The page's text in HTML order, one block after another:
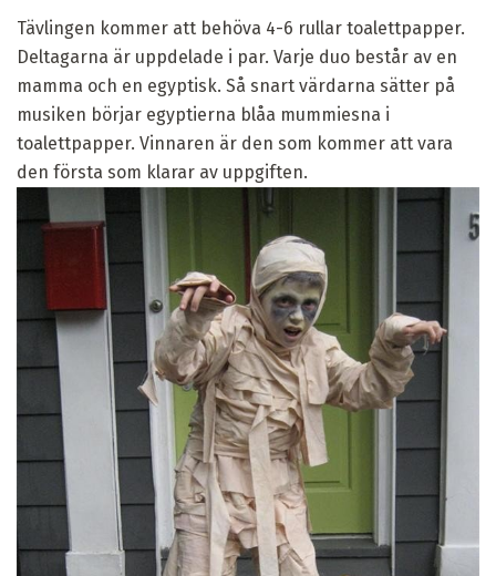
Tävlingen kommer att behöva 4-6 rullar toalettpapper.
Deltagarna är uppdelade i par. Varje duo består av en
mamma och en egyptisk. Så snart värdarna sätter på
musiken börjar egyptierna blåa mummiesna i
toalettpapper. Vinnaren är den som kommer att vara
den första som klarar av uppgiften.